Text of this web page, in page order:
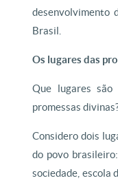
desenvolvimento
Brasil.
Os lugares das
Que lugares
promessas
Considero dois
do povo
sociedade, escola